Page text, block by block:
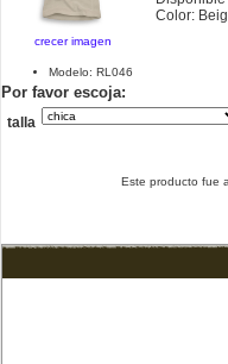
crecer imagen
Color:
Modelo: RL046
Por favor escoja:
talla
Este producto fue